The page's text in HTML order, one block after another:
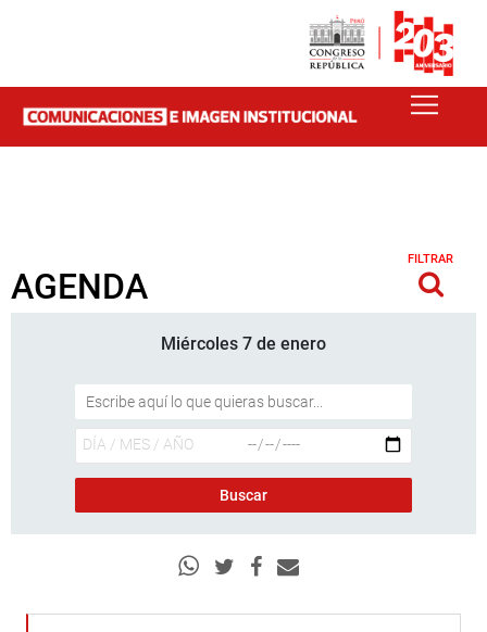
AGENDA
FILTRAR
Miércoles 7 de enero